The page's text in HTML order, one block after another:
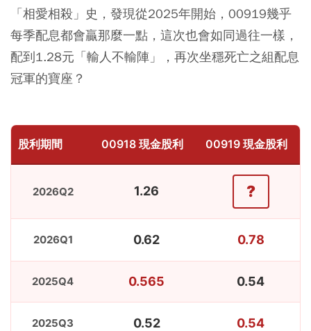
「相愛相殺」史，發現從2025年開始，00919幾乎
每季配息都會贏那麼一點，這次也會如同過往一樣，
配到1.28元「輸人不輸陣」，再次坐穩死亡之組配息
冠軍的寶座？
股利期間 00918 現金股利 00919 現金股利
2026Q2 1.26 ?
2026Q1 0.62 0.78
2025Q4 0.565 0.54
2025Q3 0.52 0.54